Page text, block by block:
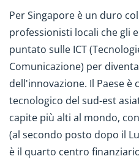
Per Singapore è un duro
professionisti locali che gli
puntato sulle ICT
Comunicazione) per
dell'innovazione. Il Paese
tecnologico del sud-est
capite più alti al mondo,
(al secondo posto dopo il
è il quarto centro